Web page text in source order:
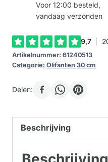
Voor 12:00 besteld,
vandaag verzonden
Artikelnummer: 61240513
Categorie: Olifanten 30 cm
Delen:
Beschrijving